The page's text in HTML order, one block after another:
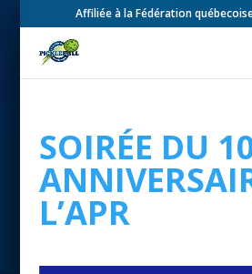
Affiliée à la Fédération
SOIRÉE DU
L’APR